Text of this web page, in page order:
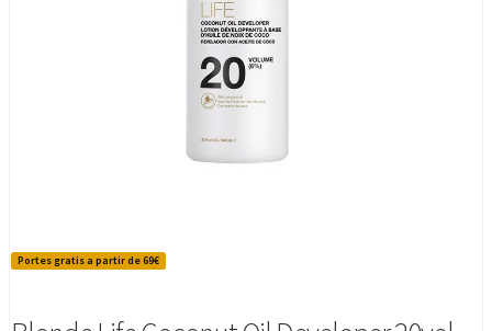
Portes gratis a partir de 69€